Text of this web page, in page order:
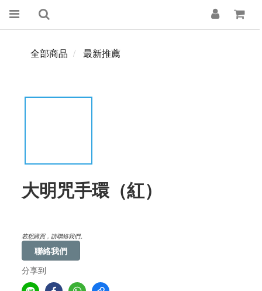
全部商品 最新推薦
大明咒手環（紅）
若想購買，請聯絡我們。
聯絡我們
分享到